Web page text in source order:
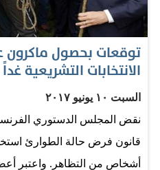
السمعة الطيبة التي ترسخت عن
دؤوبة بذلها آباؤنا المؤسسون
خليفة بن زايد آل نهيان رئيس
دولة الإمارات العربية المتحدة
والتطور. كما استقبل سموه
في الدفعة الأولى لبرنامج
«البيت متوحد» بالشراكة مع
توقعات بحصول ماكرون
الانتخابات التشريعية غداً
السبت ١٠ يونيو ٢٠١٧
نقض المجلس الدستوري
قانون فرض حالة الطوارئ
أشخاص من التظاهر. واعتبر